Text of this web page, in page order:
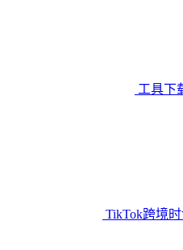
工具下
TikTok跨境